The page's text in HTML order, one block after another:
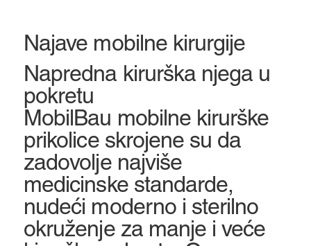
Napredna kirurška njega u
pokretu
MobilBau mobilne kirurške
prikolice skrojene su da
zadovolje najviše
medicinske standarde,
nudeći moderno i sterilno
okruženje za manje i veće
Najave mobilne kirurgije